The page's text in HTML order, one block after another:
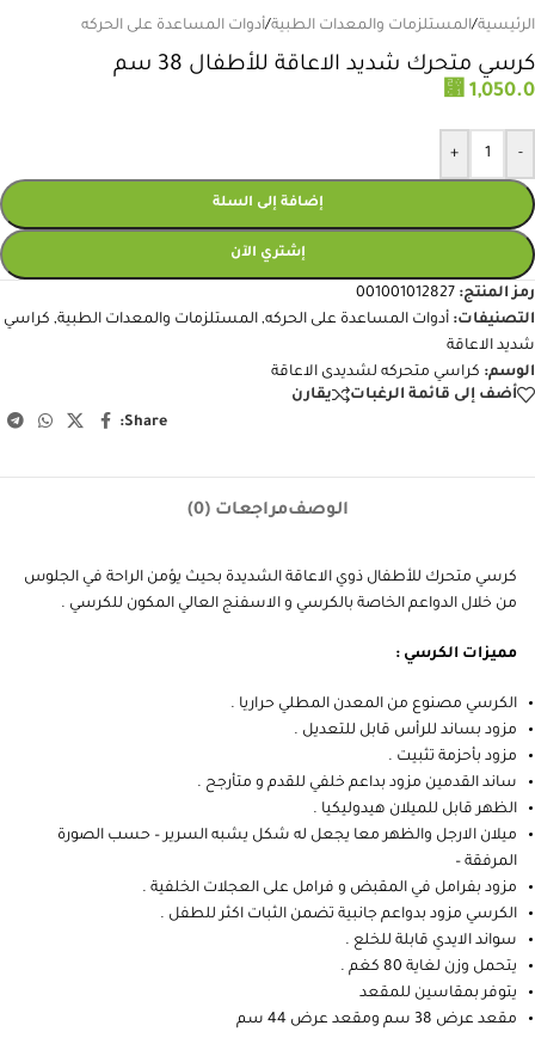
الرئيسية/المستلزمات والمعدات الطبية/أدوات المساعدة على الحركه
كرسي متحرك شديد الاعاقة للأطفال 38 سم
⃁ 1,050.0
-
+
إضافة إلى السلة
إشتري الآن
رمز المنتج: 001001012827
التصنيفات: أدوات المساعدة على الحركه, المستلزمات والمعدات الطبية, كراسي
شديد الاعاقة
الوسم: كراسي متحركه لشديدى الاعاقة
أضف إلى قائمة الرغبات
يقارن
Share:
الوصفمراجعات (0)
كرسي متحرك للأطفال ذوي الاعاقة الشديدة بحيث يؤمن الراحة في الجلوس
من خلال الدواعم الخاصة بالكرسي و الاسفنج العالي المكون للكرسي .
مميزات الكرسي :
الكرسي مصنوع من المعدن المطلي حراريا .
مزود بساند للرأس قابل للتعديل .
مزود بأحزمة تثبيت .
ساند القدمين مزود بداعم خلفي للقدم و متأرجح .
الظهر قابل للميلان هيدوليكيا .
ميلان الارجل والظهر معا يجعل له شكل يشبه السرير – حسب الصورة
المرفقة –
مزود بفرامل في المقبض و فرامل على العجلات الخلفية .
الكرسي مزود بدواعم جانبية تضمن الثبات اكثر للطفل .
سواند الايدي قابلة للخلع .
يتحمل وزن لغاية 80 كغم .
يتوفر بمقاسين للمقعد
مقعد عرض 38 سم ومقعد عرض 44 سم